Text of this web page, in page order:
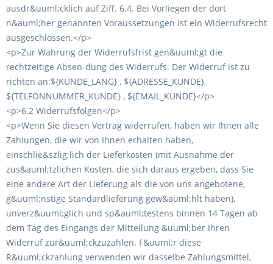
ausdr&uuml;cklich auf Ziff. 6.4. Bei Vorliegen der dort
n&auml;her genannten Voraussetzungen ist ein Widerrufsrecht
ausgeschlossen.</p>
<p>Zur Wahrung der Widerrufsfrist gen&uuml;gt die
rechtzeitige Absen-dung des Widerrufs. Der Widerruf ist zu
richten an:${KUNDE_LANG} , ${ADRESSE_KUNDE},
${TELFONNUMMER_KUNDE} , ${EMAIL_KUNDE}</p>
<p>6.2 Widerrufsfolgen</p>
<p>Wenn Sie diesen Vertrag widerrufen, haben wir Ihnen alle
Zahlungen, die wir von Ihnen erhalten haben,
einschlie&szlig;lich der Lieferkosten (mit Ausnahme der
zus&auml;tzlichen Kosten, die sich daraus ergeben, dass Sie
eine andere Art der Lieferung als die von uns angebotene,
g&uuml;nstige Standardlieferung gew&auml;hlt haben),
unverz&uuml;glich und sp&auml;testens binnen 14 Tagen ab
dem Tag des Eingangs der Mitteilung &uuml;ber Ihren
Widerruf zur&uuml;ckzuzahlen. F&uuml;r diese
R&uuml;ckzahlung verwenden wir dasselbe Zahlungsmittel,